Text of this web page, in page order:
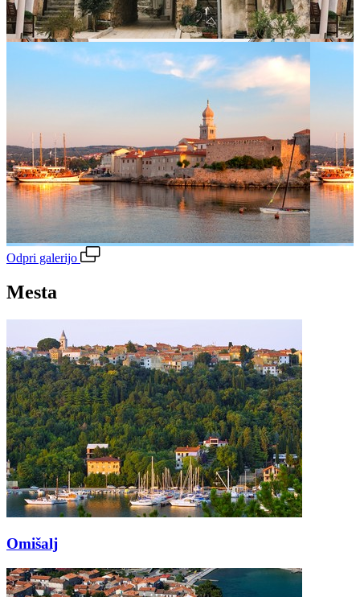
Odpri galerijo
Mesta
Omišalj